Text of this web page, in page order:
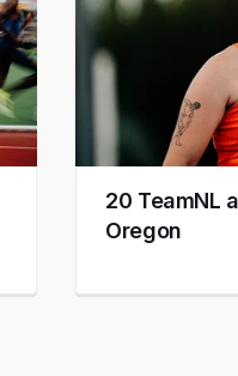
20 TeamNL
Oregon